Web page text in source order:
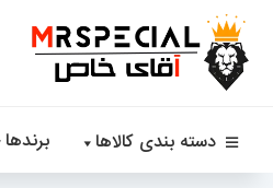
دسته بندی کالاها برندها